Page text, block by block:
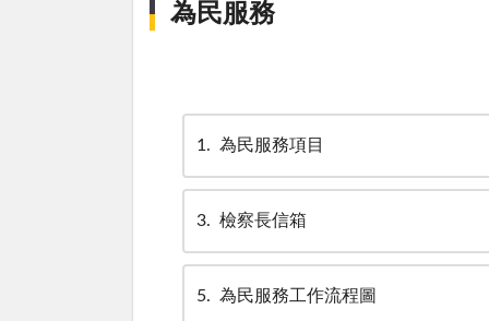
為民服務
1 為民服務項目
3 檢察長信箱
5 為民服務工作流程圖